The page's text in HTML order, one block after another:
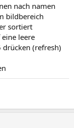
nach namen
bildbereich
sortiert
leere
(refresh)